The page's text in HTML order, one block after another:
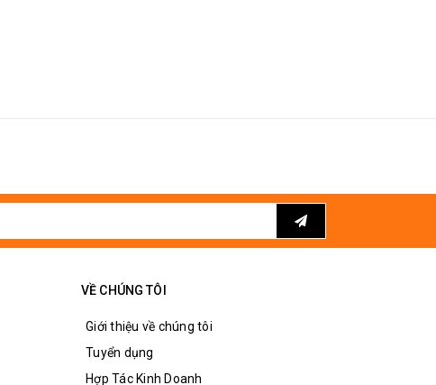
VỀ CHÚNG TÔI
Giới thiệu về chúng tôi
Tuyển dụng
Hợp Tác Kinh Doanh